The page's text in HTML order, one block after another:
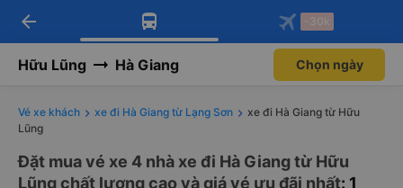
Tải app Vexere ngay!
Nhận ưu đãi thành viên độc
Mở app
Tải app Vexere
-30k/ghế khi đặt vé máy bay qua
Mở app
arrow_back -30k
Hữu Lũng Hà Giang Chọn ngày
Vé xe khách xe đi Hà Giang từ Lạng Sơn
xe đi Hà Giang từ Hữu
Lũng
Đặt mua vé xe 4 nhà xe đi Hà Giang từ Hữu
Lũng chất lượng cao và giá vé ưu đãi nhất: 1